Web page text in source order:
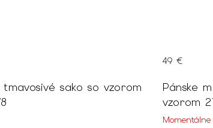
tmavosivé sako so vzorom
Pánske
49 €